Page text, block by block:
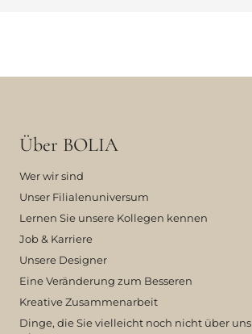
Über BOLIA
Wer wir sind
Unser Filialenuniversum
Lernen Sie unsere Kollegen kennen
Job & Karriere
Unsere Designer
Eine Veränderung zum Besseren
Kreative Zusammenarbeit
Dinge, die Sie vielleicht noch nicht über uns